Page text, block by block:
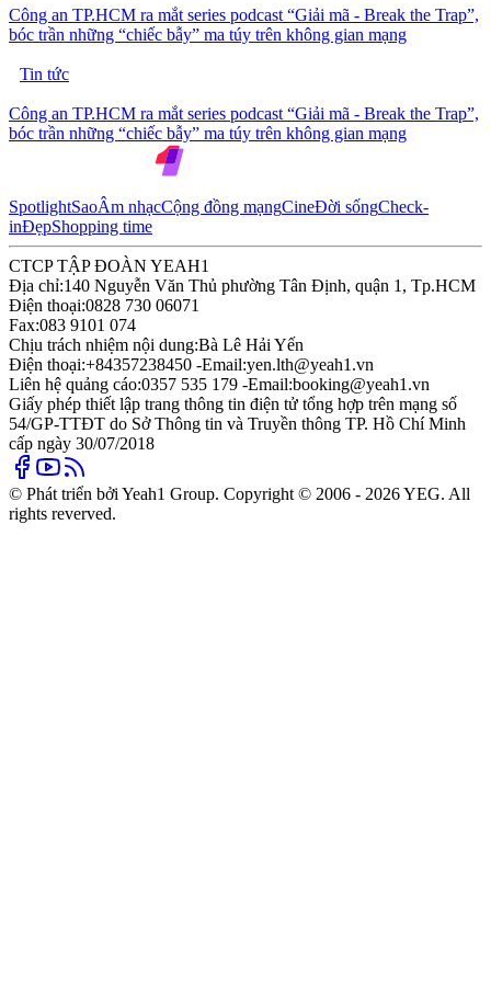
Công an TP.HCM ra mắt series podcast “Giải mã - Break the Trap”,
bóc trần những “chiếc bẫy” ma túy trên không gian mạng
Tin tức
Công an TP.HCM ra mắt series podcast “Giải mã - Break the Trap”,
bóc trần những “chiếc bẫy” ma túy trên không gian mạng
SpotlightSaoÂm nhạcCộng đồng mạngCineĐời sốngCheck-
inĐẹpShopping time
CTCP TẬP ĐOÀN YEAH1
Địa chỉ:140 Nguyễn Văn Thủ phường Tân Định, quận 1, Tp.HCM
Điện thoại:0828 730 06071
Fax:083 9101 074
Chịu trách nhiệm nội dung:Bà Lê Hải Yến
Điện thoại:+84357238450 -Email:yen.lth@yeah1.vn
Liên hệ quảng cáo:0357 535 179 -Email:booking@yeah1.vn
Giấy phép thiết lập trang thông tin điện tử tổng hợp trên mạng số
54/GP-TTĐT do Sở Thông tin và Truyền thông TP. Hồ Chí Minh
cấp ngày 30/07/2018
© Phát triển bởi Yeah1 Group. Copyright © 2006 - 2026 YEG. All
rights reverved.